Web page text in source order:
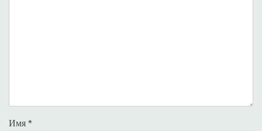
Имя *